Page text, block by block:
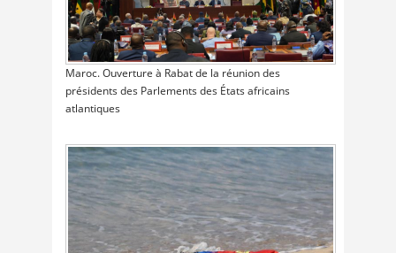
Maroc. Ouverture à Rabat de la réunion des
présidents des Parlements des États africains
atlantiques